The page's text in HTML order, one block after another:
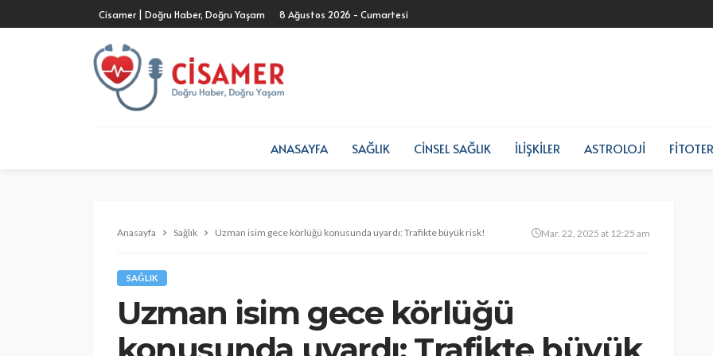
Cisamer | Doğru Haber, Doğru Yaşam 8 Ağustos 2026 - Cumartesi
ANASAYFA SAĞLIK CINSEL SAĞLIK İLIŞKILER ASTROLOJI
Anasayfa Sağlık Uzman isim gece körlüğü konusunda uyardı: Trafikte büyük risk! Mar. 22, 2025 at 12:25 am
SAĞLIK
Uzman isim gece körlüğü